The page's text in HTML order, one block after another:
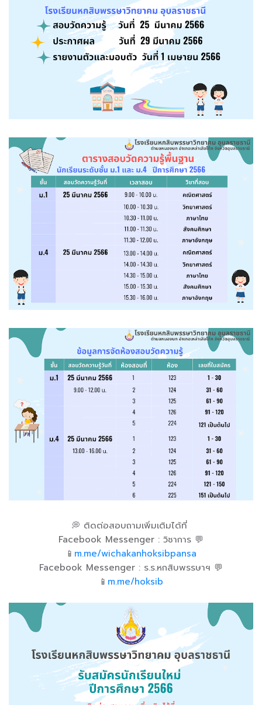
💭 ติดต่อสอบถามเพิ่มเติมได้ที่
Facebook Messenger : วิชาการ 💬
📱 m.me/wichakanhoksibpansa
Facebook Messenger : ร.ร.หกสิบพรรษาฯ 💬
📱 m.me/hoksib